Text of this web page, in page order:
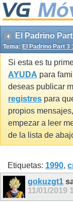
El Padrino
Tema: El Padrino Part 3
Si esta es tu
AYUDA para
deseas publicar
registres para
propios
empezar a leer
de la lista de
Etiquetas: 1990,
gokuzgt1
11/01/2019